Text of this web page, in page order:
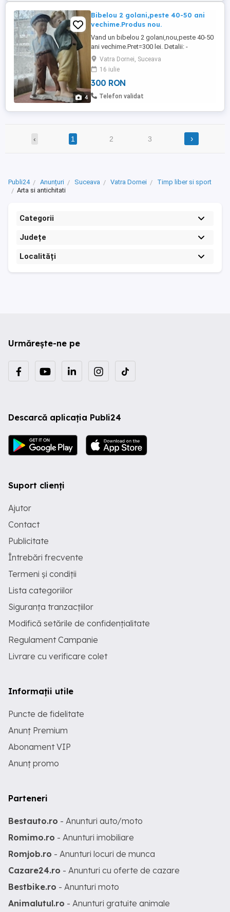
4
Bibelou 2 golani,peste 40-50 ani
vechime.Produs nou.
Vand un bibelou 2 golani,nou,peste 40-50
ani vechime.Pret=300 lei. Detalii: -
Inaltime=29cm -Circumferinta sus=32cm -
Circumferinta mijloc=42cm -Circumferinta
jos=39cm Cer si ofer maxima
seriozitate!Va multumesc pentru
intelegere!
Vatra Dornei, Suceava
16 iulie
300 RON
Telefon validat
‹ 1 2 3 ›
Publi24 Anunțuri Suceava Vatra Dornei
Timp liber si sport
Arta si antichitati
Categorii
Județe
Localități
Urmărește-ne pe
Descarcă aplicația Publi24
Suport clienți
Ajutor
Contact
Publicitate
Întrebări frecvente
Termeni și condiții
Lista categoriilor
Siguranța tranzacțiilor
Modifică setările de confidențialitate
Regulament Campanie
Livrare cu verificare colet
Informații utile
Puncte de fidelitate
Anunț Premium
Abonament VIP
Anunț promo
Parteneri
Bestauto.ro - Anunturi auto/moto
Romimo.ro - Anunturi imobiliare
Romjob.ro - Anunturi locuri de munca
Cazare24.ro - Anunturi cu oferte de cazare
Bestbike.ro - Anunturi moto
Animalutul.ro - Anunturi gratuite animale